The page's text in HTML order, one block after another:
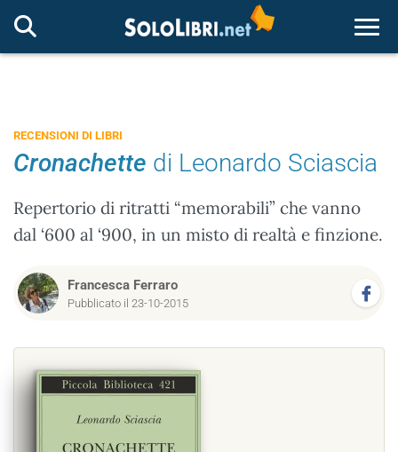
RECENSIONI DI LIBRI
Cronachette di Leonardo Sciascia
Repertorio di ritratti “memorabili” che vanno
dal ‘600 al ‘900, in un misto di realtà e finzione.
Francesca Ferraro
Pubblicato il 23-10-2015